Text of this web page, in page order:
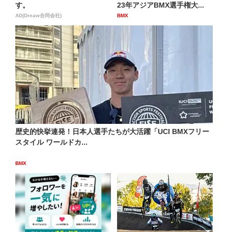
す。
AD(Dreaw合同会社)
23年アジアBMX選手権大...
BMX
歴史的快挙連発！日本人選手たちが大活躍「UCI BMXフリー
スタイル ワールドカ...
BMX